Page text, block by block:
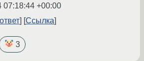
07:18:44 +00:00
Ссылка
3